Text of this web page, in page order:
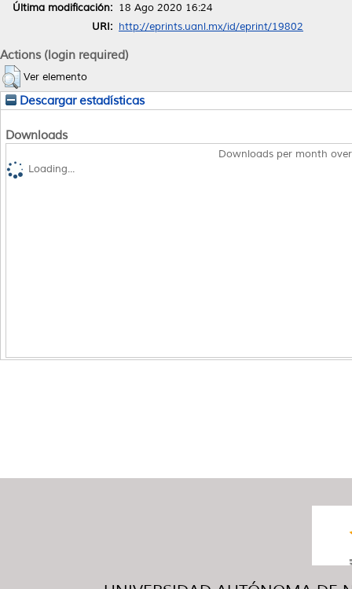
Última modificación: 18 Ago 2020 16:24
URI: http://eprints.uanl.mx/id/eprint/19802
Actions (login required)
Ver elemento
Descargar estadísticas
Downloads
Downloads per month
Loading...